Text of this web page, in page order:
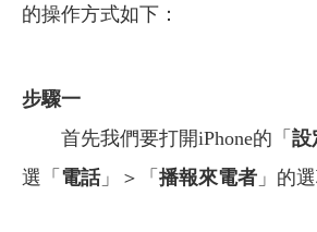
的操作方式如下：
步驟一
首先我們要打開iPhone的「 設
選「 電話」＞「 播報來電者 」的選